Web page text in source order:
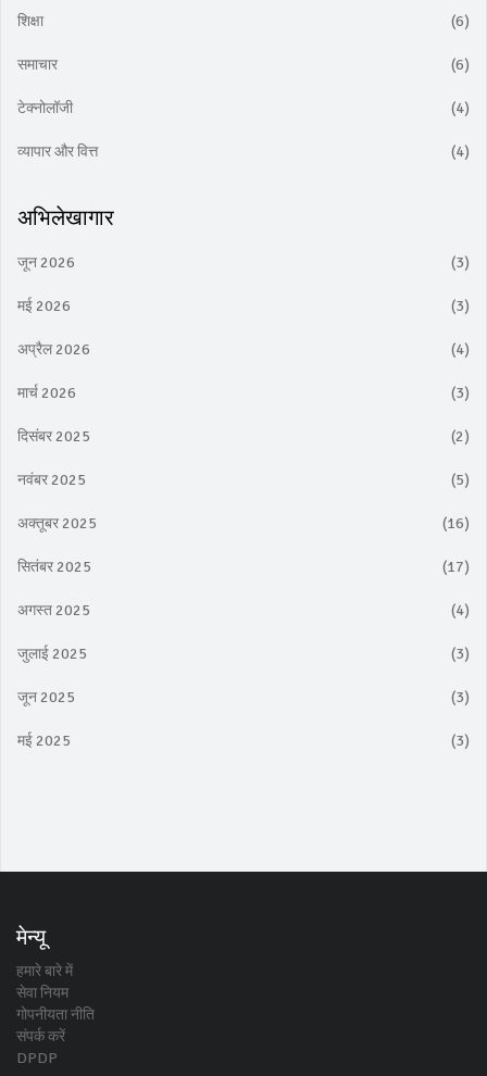
शिक्षा (6)
समाचार (6)
टेक्नोलॉजी (4)
व्यापार और वित्त (4)
अभिलेखागार
जून 2026 (3)
मई 2026 (3)
अप्रैल 2026 (4)
मार्च 2026 (3)
दिसंबर 2025 (2)
नवंबर 2025 (5)
अक्तूबर 2025 (16)
सितंबर 2025 (17)
अगस्त 2025 (4)
जुलाई 2025 (3)
जून 2025 (3)
मई 2025 (3)
मेन्यू
हमारे बारे में
सेवा नियम
गोपनीयता नीति
संपर्क करें
DPDP